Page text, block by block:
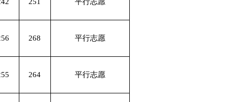
268 平行志愿
264 平行志愿